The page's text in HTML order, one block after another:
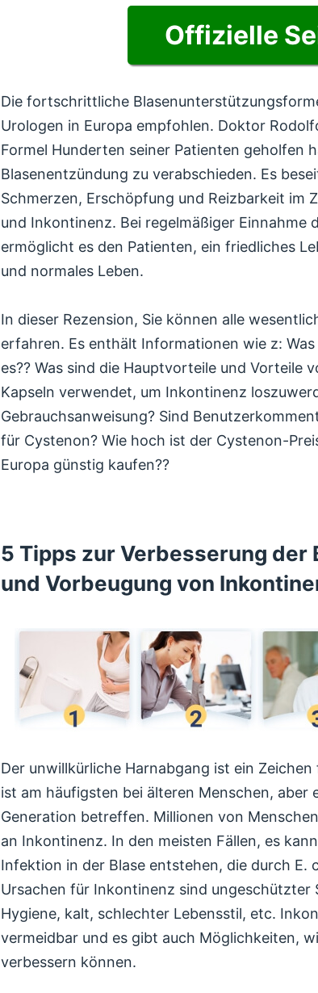
Offizielle
Die fortschrittliche
Urologen in Europa empfohlen. Doktor
Formel Hunderten seiner Patienten geholfen
Blasenentzündung zu verabschieden. Es
Schmerzen, Erschöpfung und Reizbarkeit im
und Inkontinenz. Bei regelmäßiger Einnahme
ermöglicht es den Patienten, ein friedliches
und normales Leben.
In dieser Rezension, Sie können alle
erfahren. Es enthält Informationen wie z:
es?? Was sind die Hauptvorteile und Vorteile
Kapseln verwendet, um Inkontinenz
Gebrauchsanweisung? Sind
für Cystenon? Wie hoch ist der Cystenon-
Europa günstig kaufen??
5 Tipps zur Verbesserung der
und Vorbeugung von
Der unwillkürliche Harnabgang ist ein
ist am häufigsten bei älteren Menschen, aber
Generation betreffen. Millionen von
an Inkontinenz. In den meisten Fällen, es
Infektion in der Blase entstehen, die durch E.
Ursachen für Inkontinenz sind ungeschützter
Hygiene, kalt, schlechter Lebensstil, etc.
vermeidbar und es gibt auch Möglichkeiten,
verbessern können.